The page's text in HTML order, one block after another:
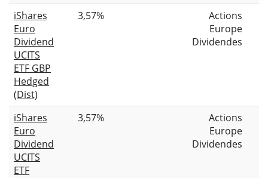
iShares
Euro
Dividend
UCITS
ETF GBP
Hedged
(Dist)
3,57%
Actions
Europe
Dividendes
iShares
Euro
Dividend
UCITS
ETF
3,57%
Actions
Europe
Dividendes